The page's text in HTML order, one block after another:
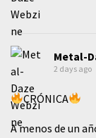
Metal-
2 days ago
CRÓNICA
A menos de un